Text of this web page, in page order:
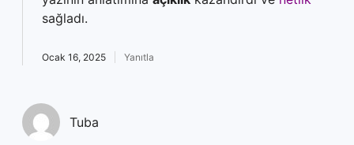
sağladı.
Ocak 16, 2025 Yanıtla
Tuba